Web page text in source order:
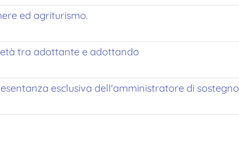
ed agriturismo.
tra adottante e adottando
esclusiva dell'amministratore di sostegno